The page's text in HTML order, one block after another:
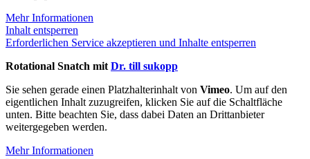
Mehr Informationen
Inhalt entsperren
Erforderlichen Service akzeptieren und Inhalte entsperren
Rotational Snatch mit Dr. till sukopp
Sie sehen gerade einen Platzhalterinhalt von Vimeo. Um auf den
eigentlichen Inhalt zuzugreifen, klicken Sie auf die Schaltfläche
unten. Bitte beachten Sie, dass dabei Daten an Drittanbieter
weitergegeben werden.
Mehr Informationen